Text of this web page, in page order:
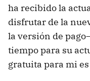
ha recibido la
disfrutar de la
la versión de
tiempo para su
gratuita para mi